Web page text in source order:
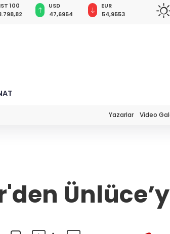
USD
47,6954
EUR
54,9553
64,1900
Yazarlar Video